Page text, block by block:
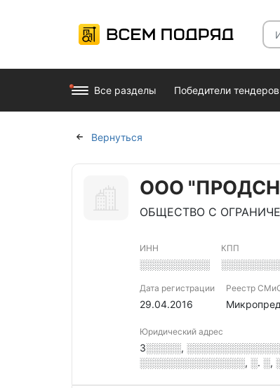
Все разделы Победители тендеров
Вернуться
ООО
ОБЩЕСТВО С
ИНН
░░░░░░░░░░
КПП
Дата регистрации
29.04.2016
Реестр
Юридический адрес
3░░░░░,
░░░░░░░░░░░░░░░, ░. ░,